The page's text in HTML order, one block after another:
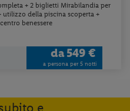
+ 2 biglietti Mirabilandia per
utilizzo della piscina scoperta +
benessere
da549 €
a persona per 5 notti
e